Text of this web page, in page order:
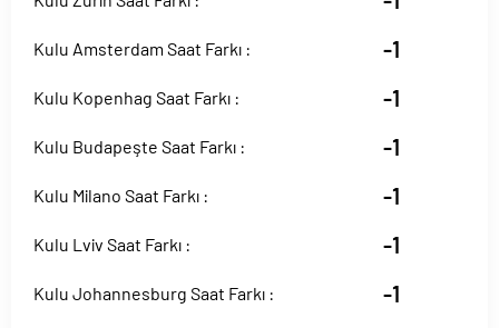
Kulu Amsterdam Saat Farkı : -1
Kulu Kopenhag Saat Farkı : -1
Kulu Budapeşte Saat Farkı : -1
Kulu Milano Saat Farkı : -1
Kulu Lviv Saat Farkı : -1
Kulu Johannesburg Saat Farkı : -1